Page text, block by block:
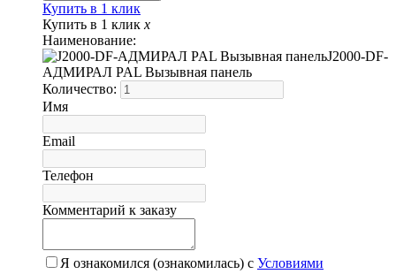
Купить в 1 клик
Купить в 1 клик x
Наименование:
J2000-DF-
АДМИРАЛ PAL Вызывная панель
Количество:
Имя
Email
Телефон
Комментарий к заказу
Я ознакомился (ознакомилась) с Условиями